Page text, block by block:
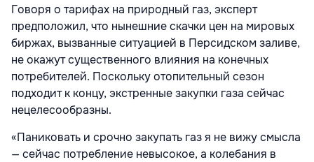
Говоря о тарифах на природный газ, эксперт
предположил, что нынешние скачки цен на мировых
биржах, вызванные ситуацией в Персидском заливе,
не окажут существенного влияния на конечных
потребителей. Поскольку отопительный сезон
подходит к концу, экстренные закупки газа сейчас
нецелесообразны.
«Паниковать и срочно закупать газ я не вижу смысла
— сейчас потребление невысокое, а колебания в